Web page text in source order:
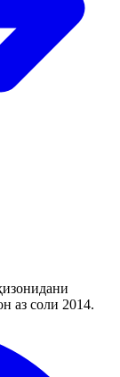
аз соли 2014.